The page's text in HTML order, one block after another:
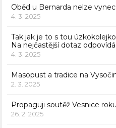
Oběd u Bernarda nelze
4. 3. 2025
Tak jak je to s tou
Na nejčastější dotaz
4. 3. 2025
Masopust a tradice na
2. 3. 2025
Propaguji soutěž Vesnice roku
26. 2. 2025